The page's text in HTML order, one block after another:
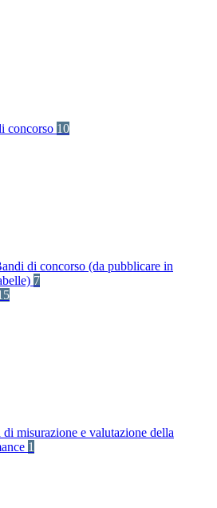
concorso 10
di concorso (da pubblicare in
7
di misurazione e valutazione della
1